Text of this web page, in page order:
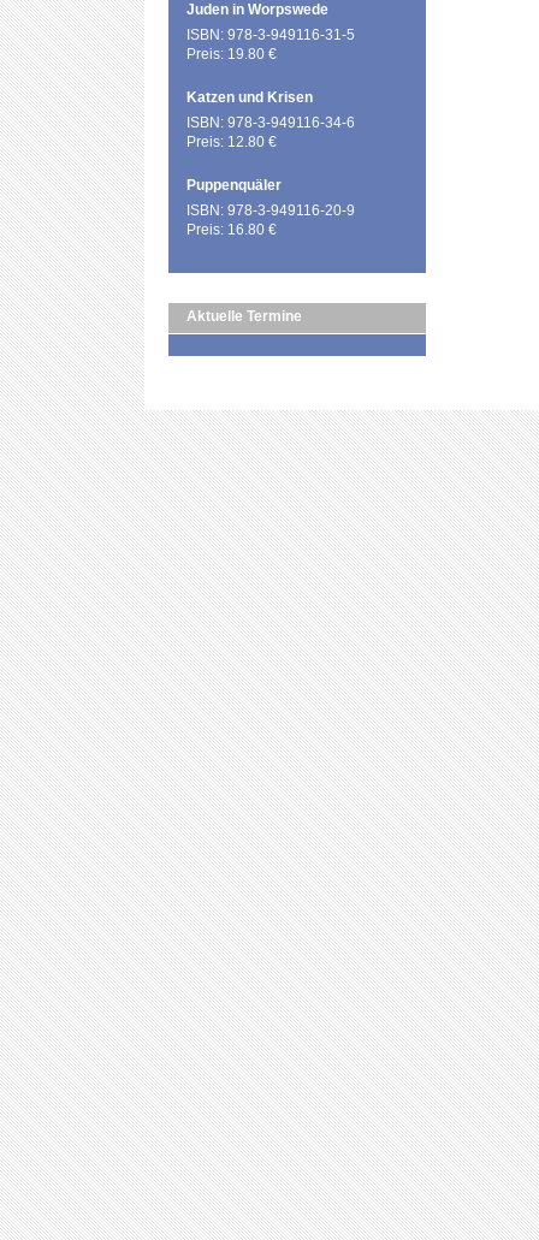
Juden in Worpswede
ISBN: 978-3-949116-31-5
Preis: 19.80 €
Katzen und Krisen
ISBN: 978-3-949116-34-6
Preis: 12.80 €
Puppenquäler
ISBN: 978-3-949116-20-9
Preis: 16.80 €
Aktuelle Termine